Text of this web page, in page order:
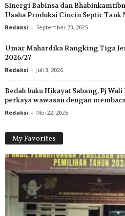
Sinergi Babinsa dan
Usaha Produksi Cincin Septic
Redaksi - September 23, 2025
Umar Mahardika Rangking Tiga
2026/27
Redaksi - Juli 3, 2026
Bedah buku Hikayat Sabang, Pj
perkaya wawasan dengan
Redaksi - Mei 22, 2025
My Favorites